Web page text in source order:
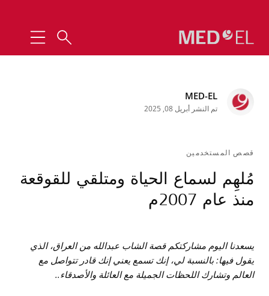
MED-EL
تم النشر أبريل 08, 2025
قصص المستخدمين
مُلهِم لسماع الحياة ومتلقي للقوقعة
منذ عام 2007م
يسعدنا اليوم مشاركتكم قصة الشاب عبدالله من العراق، الذي
يقول فيها: بالنسبة لي، إنك تسمع يعني إنك قادر تتواصل مع
العالم وتشارك اللحظات الجميلة مع العائلة والأصدقاء..